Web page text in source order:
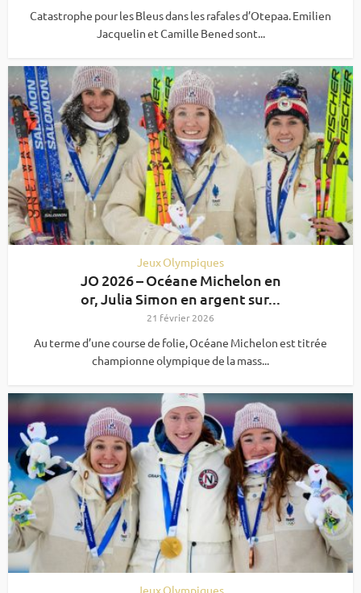
Catastrophe pour les Bleus dans les rafales d’Otepaa. Emilien
Jacquelin et Camille Bened sont...
Jeux Olympiques
JO 2026 – Océane Michelon en
or, Julia Simon en argent sur...
21 février 2026
Au terme d’une course de folie, Océane Michelon est titrée
championne olympique de la mass...
Jeux Olympiques